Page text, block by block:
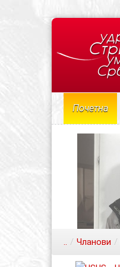
Почетна
.. / Чланови /